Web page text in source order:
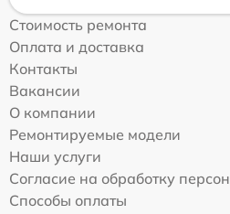
Стоимость ремонта
Оплата и доставка
Контакты
Вакансии
О компании
Ремонтируемые модели
Наши услуги
Согласие на обработку
Способы оплаты